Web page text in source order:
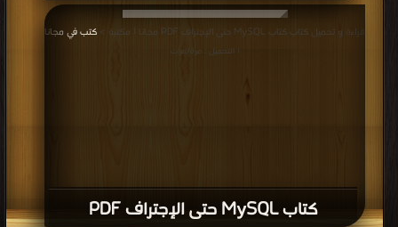
كتاب MySQL حتى الإجتراف PDF
قراءة و تحميل كتاب كتاب MySQL حتى الإجتراف PDF مجانا | مكتبة > كتب في مجانا
| التحميل : مرة/مرات